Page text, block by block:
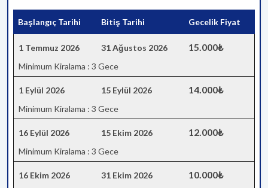
Başlangıç Tarihi Bitiş Tarihi Gecelik Fiyat
1 Temmuz 2026 31 Ağustos 2026 15.000₺
Minimum Kiralama : 3 Gece
1 Eylül 2026 15 Eylül 2026 14.000₺
Minimum Kiralama : 3 Gece
16 Eylül 2026 15 Ekim 2026 12.000₺
Minimum Kiralama : 3 Gece
16 Ekim 2026 31 Ekim 2026 10.000₺